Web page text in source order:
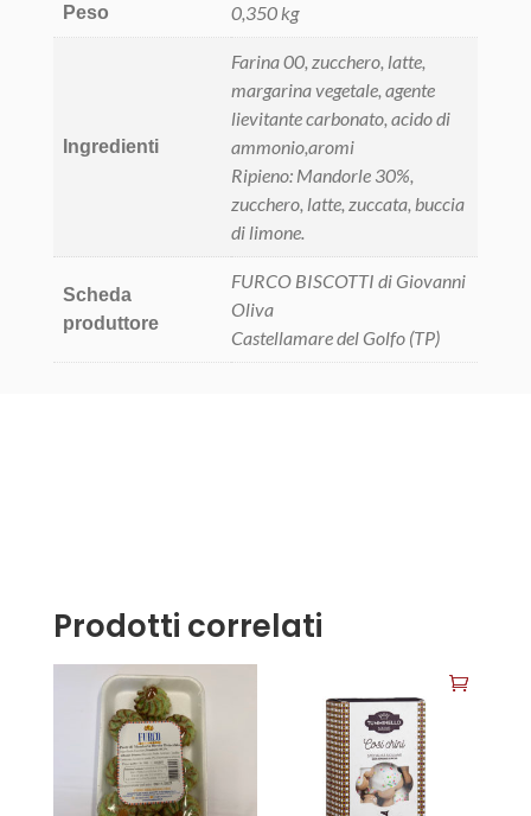
Peso 0,350 kg
Ingredienti
Farina 00, zucchero, latte,
margarina vegetale, agente
lievitante carbonato, acido di
ammonio,aromi
Ripieno: Mandorle 30%,
zucchero, latte, zuccata, buccia
di limone.
Scheda
produttore
FURCO BISCOTTI di Giovanni
Oliva
Castellamare del Golfo (TP)
Prodotti correlati